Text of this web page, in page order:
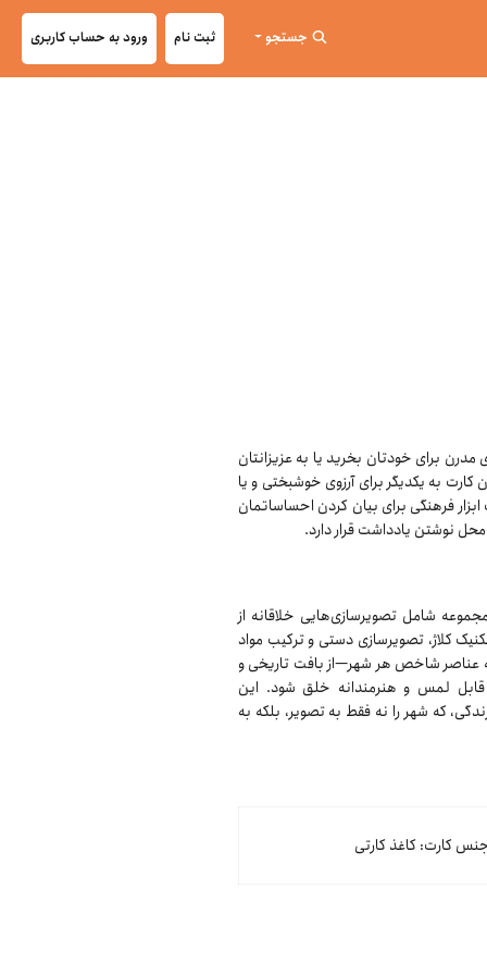
جستجو ثبت نام ورود به حساب کاربری
مدرن برای خودتان بخرید یا به عزیزانتان
به یکدیگر برای آرزوی خوشبختی و یا
فرهنگی برای بیان کردن احساساتمان
نوشتن یادداشت قرار دارد.
شامل تصویرسازی‌هایی خلاقانه از
کلاژ، تصویرسازی دستی و ترکیب مواد
عناصر شاخص هر شهر—از بافت تاریخی و
لمس و هنرمندانه خلق شود. این
که شهر را نه فقط به تصویر، بلکه به
کارت: کاغذ کارتی